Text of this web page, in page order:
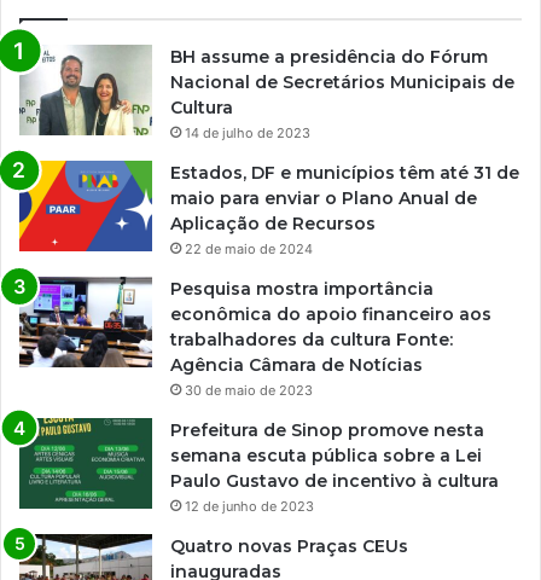
BH assume a presidência do Fórum
Nacional de Secretários Municipais de
Cultura
14 de julho de 2023
Estados, DF e municípios têm até 31 de
maio para enviar o Plano Anual de
Aplicação de Recursos
22 de maio de 2024
Pesquisa mostra importância
econômica do apoio financeiro aos
trabalhadores da cultura Fonte:
Agência Câmara de Notícias
30 de maio de 2023
Prefeitura de Sinop promove nesta
semana escuta pública sobre a Lei
Paulo Gustavo de incentivo à cultura
12 de junho de 2023
Quatro novas Praças CEUs
inauguradas